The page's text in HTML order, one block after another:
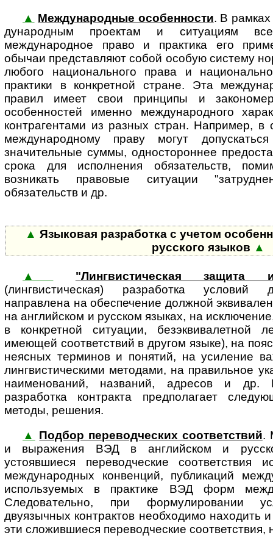
▲ Международные особенности. В
ду­на­род­ным проектам и ситуациям
международное право и практика его
обычаи представляют собой особую систему
любого национального права и
практики в конкретной стране. Эта
правил имеет свои принципы и
особенностей именно международного
контрагентами из разных стран. Например,
международному праву могут
значительные суммы, одностороннее
срока для исполнения обязательств,
возникать правовые ситуации
обязательств и др.
▲ Языковая разработка с учетом
русского языков ▲
▲
"Лингвистическая защита
(лингвистическая) разработка условий
направлена на обеспечение должной
на английском и русском языках, на
в конкретной ситуации, безэквивалетной
имеющей соответствий в другом языке), на
неясных терминов и понятий, на усиление
лингвистическими методами, на правильное
наименований, названий, адресов и др.
разработка контракта предполагает
методы, решения.
▲
Подбор переводческих соответствий.
и выражения ВЭД в английском и
устоявшиеся переводческие соответствия
международных конвенций, публикаций
используемых в практике ВЭД форм
Следовательно, при формулировании
двуязычных контрактов необходимо находить
эти сложившиеся переводческие соответствия,